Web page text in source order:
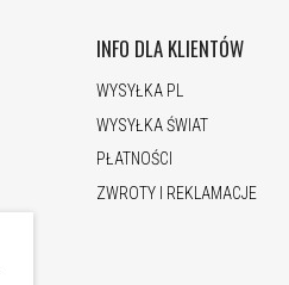
INFO DLA KLIENTÓW
WYSYŁKA PL
WYSYŁKA ŚWIAT
PŁATNOŚCI
ZWROTY I REKLAMACJE